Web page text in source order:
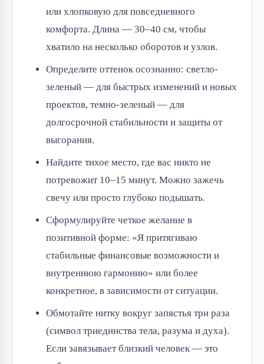
или хлопковую для повседневного
комфорта. Длина — 30–40 см, чтобы
хватило на несколько оборотов и узлов.
Определите оттенок осознанно: светло-
зеленый — для быстрых изменений и новых
проектов, темно-зеленый — для
долгосрочной стабильности и защиты от
выгорания.
Найдите тихое место, где вас никто не
потревожит 10–15 минут. Можно зажечь
свечу или просто глубоко подышать.
Сформулируйте четкое желание в
позитивной форме: «Я притягиваю
стабильные финансовые возможности и
внутреннюю гармонию» или более
конкретное, в зависимости от ситуации.
Обмотайте нитку вокруг запястья три раза
(символ триединства тела, разума и духа).
Если завязывает близкий человек — это